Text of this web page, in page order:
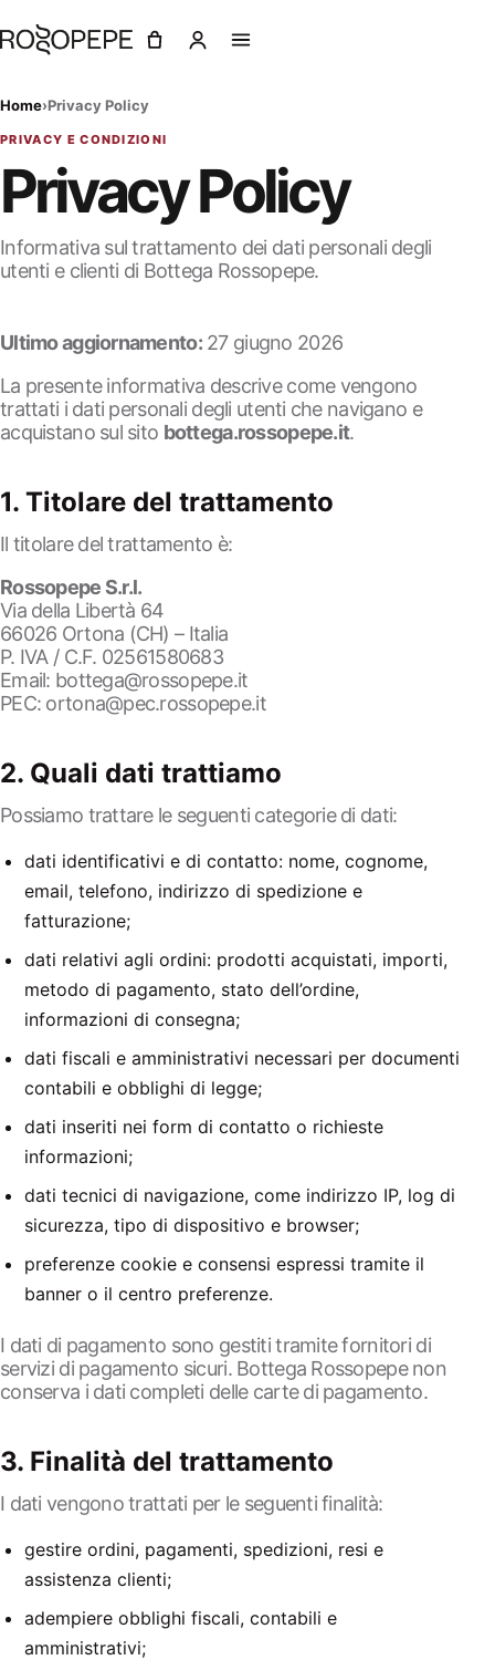
Home›Privacy Policy
PRIVACY E CONDIZIONI
Privacy Policy
Informativa sul trattamento dei dati personali degli
utenti e clienti di Bottega Rossopepe.
Ultimo aggiornamento:27 giugno 2026
La presente informativa descrive come vengono
trattati i dati personali degli utenti che navigano e
acquistano sul sito bottega.rossopepe.it.
1. Titolare del trattamento
Il titolare del trattamento è:
Rossopepe S.r.l.
Via della Libertà 64
66026 Ortona (CH) – Italia
P. IVA / C.F. 02561580683
Email: bottega@rossopepe.it
PEC: ortona@pec.rossopepe.it
2. Quali dati trattiamo
Possiamo trattare le seguenti categorie di dati:
dati identificativi e di contatto: nome, cognome,
email, telefono, indirizzo di spedizione e
fatturazione;
dati relativi agli ordini: prodotti acquistati, importi,
metodo di pagamento, stato dell’ordine,
informazioni di consegna;
dati fiscali e amministrativi necessari per documenti
contabili e obblighi di legge;
dati inseriti nei form di contatto o richieste
informazioni;
dati tecnici di navigazione, come indirizzo IP, log di
sicurezza, tipo di dispositivo e browser;
preferenze cookie e consensi espressi tramite il
banner o il centro preferenze.
I dati di pagamento sono gestiti tramite fornitori di
servizi di pagamento sicuri. Bottega Rossopepe non
conserva i dati completi delle carte di pagamento.
3. Finalità del trattamento
I dati vengono trattati per le seguenti finalità:
gestire ordini, pagamenti, spedizioni, resi e
assistenza clienti;
adempiere obblighi fiscali, contabili e
amministrativi;